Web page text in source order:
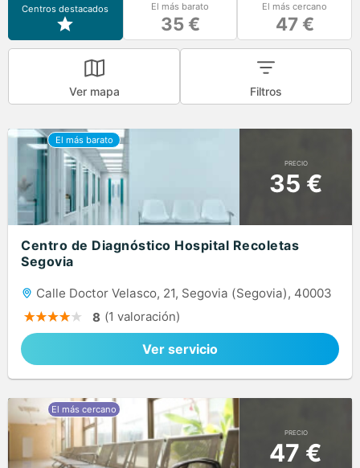
Centros destacados El más barato
35 €
El más cercano
47 €
Ver mapa Filtros
PRECIO
35 €
Centro de Diagnóstico Hospital Recoletas
Segovia
Calle Doctor Velasco, 21, Segovia (Segovia), 40003
8 (1 valoración)
Ver servicio
PRECIO
47 €